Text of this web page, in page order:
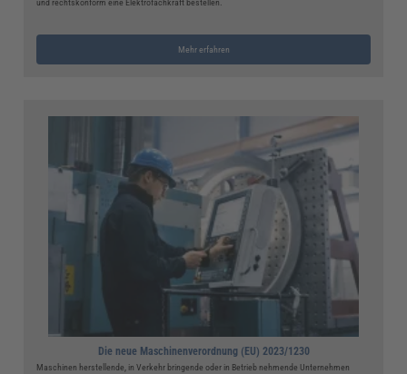
Mehr erfahren
Die neue Maschinenverordnung (EU) 2023/1230
Maschinen herstellende, in Verkehr bringende oder in Betrieb nehmende Unternehmen